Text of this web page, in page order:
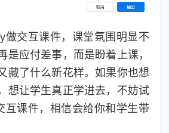
做交互课件，课堂氛围明显不
是应付差事，而是盼着上课，
藏了什么新花样。如果你也想
想让学生真正学进去，不妨试
互课件，相信会给你和学生带